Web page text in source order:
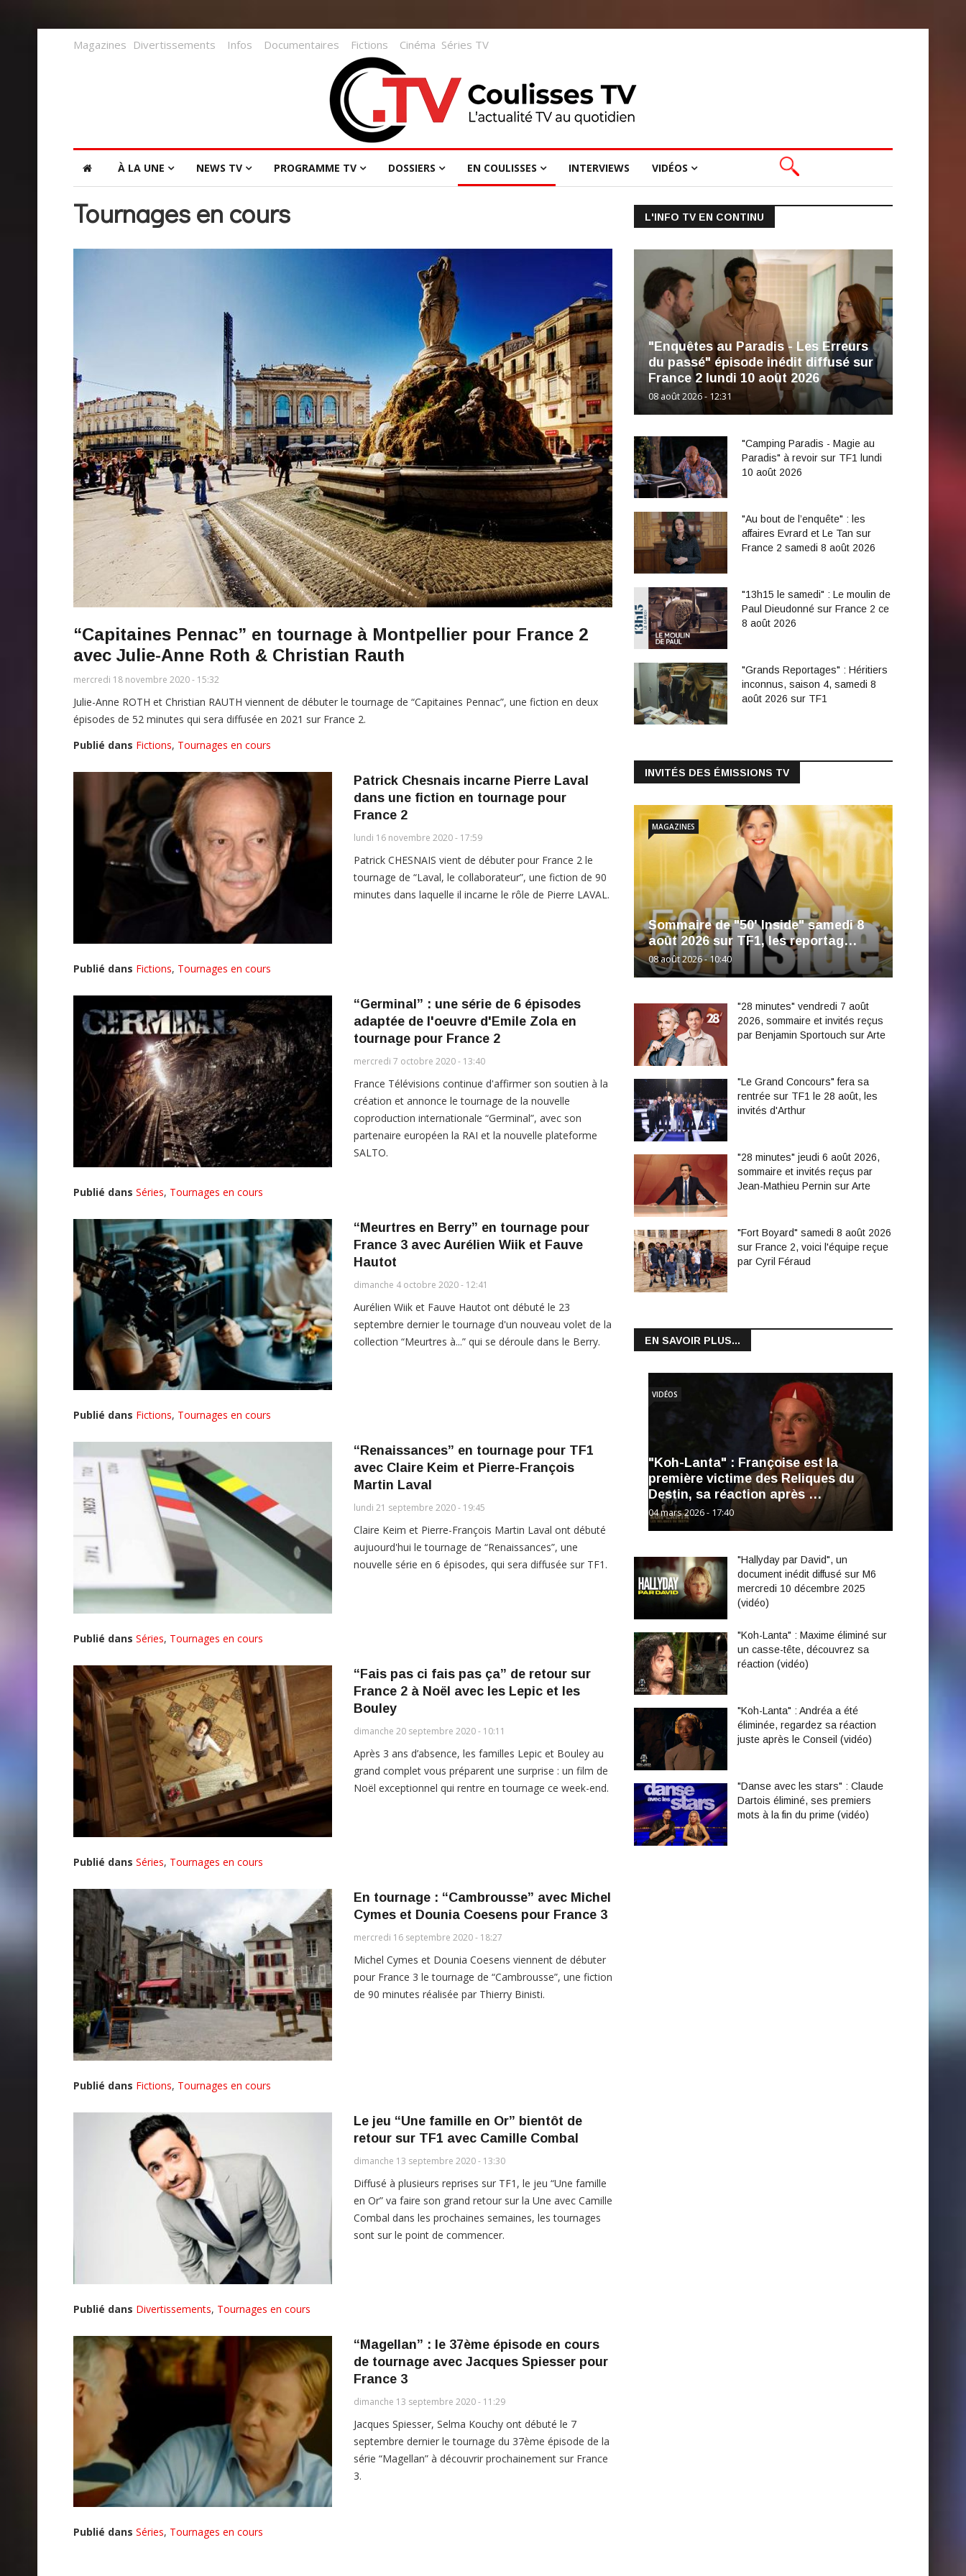
Magazines Divertissements Infos Documentaires Fictions Cinéma Séries TV
À LA UNE NEWS TV PROGRAMME TV DOSSIERS EN COULISSES INTERVIEWS VIDÉOS
Tournages en cours
“Capitaines Pennac” en tournage à Montpellier pour France 2
avec Julie-Anne Roth & Christian Rauth
mercredi 18 novembre 2020 - 15:32
Julie-Anne ROTH et Christian RAUTH viennent de débuter le tournage de “Capitaines Pennac”, une fiction en deux
épisodes de 52 minutes qui sera diffusée en 2021 sur France 2.
Publié dans Fictions, Tournages en cours
Patrick Chesnais incarne Pierre Laval
dans une fiction en tournage pour
France 2
lundi 16 novembre 2020 - 17:59
Patrick CHESNAIS vient de débuter pour France 2 le
tournage de “Laval, le collaborateur”, une fiction de 90
minutes dans laquelle il incarne le rôle de Pierre LAVAL.
Publié dans Fictions, Tournages en cours
“Germinal” : une série de 6 épisodes
adaptée de l'oeuvre d'Emile Zola en
tournage pour France 2
mercredi 7 octobre 2020 - 13:40
France Télévisions continue d'affirmer son soutien à la
création et annonce le tournage de la nouvelle
coproduction internationale “Germinal”, avec son
partenaire européen la RAI et la nouvelle plateforme
SALTO.
Publié dans Séries, Tournages en cours
“Meurtres en Berry” en tournage pour
France 3 avec Aurélien Wiik et Fauve
Hautot
dimanche 4 octobre 2020 - 12:41
Aurélien Wiik et Fauve Hautot ont débuté le 23
septembre dernier le tournage d'un nouveau volet de la
collection “Meurtres à...” qui se déroule dans le Berry.
Publié dans Fictions, Tournages en cours
“Renaissances” en tournage pour TF1
avec Claire Keim et Pierre-François
Martin Laval
lundi 21 septembre 2020 - 19:45
Claire Keim et Pierre-François Martin Laval ont débuté
aujuourd'hui le tournage de “Renaissances”, une
nouvelle série en 6 épisodes, qui sera diffusée sur TF1.
Publié dans Séries, Tournages en cours
“Fais pas ci fais pas ça” de retour sur
France 2 à Noël avec les Lepic et les
Bouley
dimanche 20 septembre 2020 - 10:11
Après 3 ans d’absence, les familles Lepic et Bouley au
grand complet vous préparent une surprise : un film de
Noël exceptionnel qui rentre en tournage ce week-end.
Publié dans Séries, Tournages en cours
En tournage : “Cambrousse” avec Michel
Cymes et Dounia Coesens pour France 3
mercredi 16 septembre 2020 - 18:27
Michel Cymes et Dounia Coesens viennent de débuter
pour France 3 le tournage de “Cambrousse”, une fiction
de 90 minutes réalisée par Thierry Binisti.
Publié dans Fictions, Tournages en cours
Le jeu “Une famille en Or” bientôt de
retour sur TF1 avec Camille Combal
dimanche 13 septembre 2020 - 13:30
Diffusé à plusieurs reprises sur TF1, le jeu “Une famille
en Or” va faire son grand retour sur la Une avec Camille
Combal dans les prochaines semaines, les tournages
sont sur le point de commencer.
Publié dans Divertissements, Tournages en cours
“Magellan” : le 37ème épisode en cours
de tournage avec Jacques Spiesser pour
France 3
dimanche 13 septembre 2020 - 11:29
Jacques Spiesser, Selma Kouchy ont débuté le 7
septembre dernier le tournage du 37ème épisode de la
série “Magellan” à découvrir prochainement sur France
3.
Publié dans Séries, Tournages en cours
L'INFO TV EN CONTINU
"Enquêtes au Paradis - Les Erreurs
du passé" épisode inédit diffusé sur
France 2 lundi 10 août 2026
08 août 2026 - 12:31
"Camping Paradis - Magie au
Paradis" à revoir sur TF1 lundi
10 août 2026
"Au bout de l’enquête" : les
affaires Evrard et Le Tan sur
France 2 samedi 8 août 2026
"13h15 le samedi" : Le moulin de
Paul Dieudonné sur France 2 ce
8 août 2026
"Grands Reportages" : Héritiers
inconnus, saison 4, samedi 8
août 2026 sur TF1
INVITÉS DES ÉMISSIONS TV
Sommaire de "50' Inside" samedi 8
août 2026 sur TF1, les reportag…
08 août 2026 - 10:40
MAGAZINES
"28 minutes" vendredi 7 août
2026, sommaire et invités reçus
par Benjamin Sportouch sur Arte
"Le Grand Concours" fera sa
rentrée sur TF1 le 28 août, les
invités d'Arthur
"28 minutes" jeudi 6 août 2026,
sommaire et invités reçus par
Jean-Mathieu Pernin sur Arte
"Fort Boyard" samedi 8 août 2026
sur France 2, voici l'équipe reçue
par Cyril Féraud
EN SAVOIR PLUS...
"Koh-Lanta" : Françoise est la
première victime des Reliques du
Destin, sa réaction après …
04 mars 2026 - 17:40
VIDÉOS
"Hallyday par David", un
document inédit diffusé sur M6
mercredi 10 décembre 2025
(vidéo)
"Koh-Lanta" : Maxime éliminé sur
un casse-tête, découvrez sa
réaction (vidéo)
"Koh-Lanta" : Andréa a été
éliminée, regardez sa réaction
juste après le Conseil (vidéo)
"Danse avec les stars" : Claude
Dartois éliminé, ses premiers
mots à la fin du prime (vidéo)